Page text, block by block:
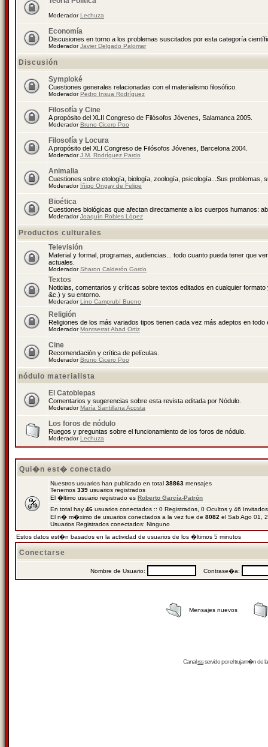
ModeradorLechuza
Economía
Discusiones en torno a los problemas suscitados por esta categoría
ModeradorJavier Delgado Palomar
Discusión
Symploké
Cuestiones generales relacionadas con el materialismo filosófico.
ModeradorPedro Insua Rodríguez
Filosofía y Cine
A propósito del XLII Congreso de Filósofos Jóvenes, Salamanca 2005.
ModeradorBruno Cicero Poo
Filosofía y Locura
A propósito del XLI Congreso de Filósofos Jóvenes, Barcelona 2004.
ModeradorJ.M. Rodríguez Pardo
Animalia
Cuestiones sobre etología, biología, zoología, psicología...Sus problemas,
Moderador Íñigo Ongay de Felipe
Bioética
Cuestiones biológicas que afectan directamente a los cuerpos humanos:
ModeradorJoaquín Robles López
Productos culturales
Televisión
Material y formal, programas, audiencias... todo cuanto pueda tener que
actuales.
ModeradorSharon Calderón Gordo
Textos
Noticias, comentarios y críticas sobre textos editados en cualquier
&c.) y su entorno.
ModeradorLino Camprubí Bueno
Religión
Religiones de los más variados tipos tienen cada vez más adeptos en todo
ModeradorMontserrat Abad Ortiz
Cine
Recomendación y crítica de películas.
ModeradorBruno Cicero Poo
nódulo materialista
El Catoblepas
Comentarios y sugerencias sobre esta revista editada por Nódulo.
ModeradorMaría Santillana Acosta
Los foros de nódulo
Ruegos y preguntas sobre el funcionamiento de los foros de nódulo.
ModeradorLechuza
Qui�n est� conectado
Nuestros usuarios han publicado en total 38863 mensajes
Tenemos 339 usuarios registrados
El �ltimo usuario registrado es Roberto García-Patrón
En total hay 46 usuarios conectados :: 0 Registrados, 0 Ocultos y 46
El n� m�ximo de usuarios conectados a la vez fue de 8082 el Sab Ago 01,
Usuarios Registrados conectados: Ninguno
Estos datos est�n basados en la actividad de usuarios de los �ltimos 5 minutos
Conectarse
Nombre de Usuario: Contrase�a:
Mensajes nuevos
Canalrssservido por eltrujam�nde